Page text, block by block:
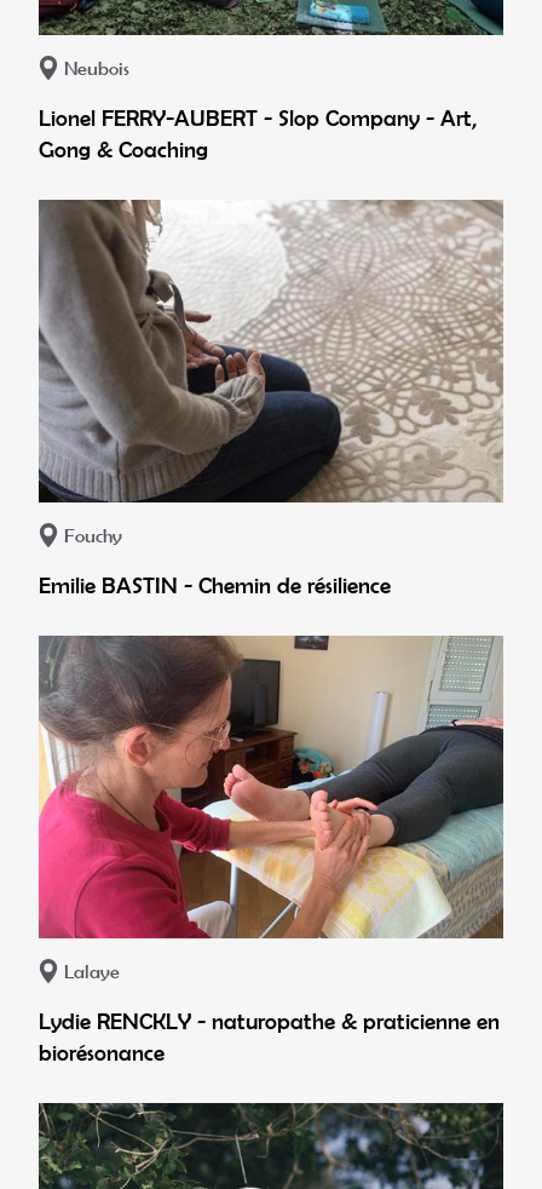
Neubois
Lionel FERRY-AUBERT - Slop Company - Art,
Gong & Coaching
Fouchy
Emilie BASTIN - Chemin de résilience
Lalaye
Lydie RENCKLY - naturopathe & praticienne en
biorésonance